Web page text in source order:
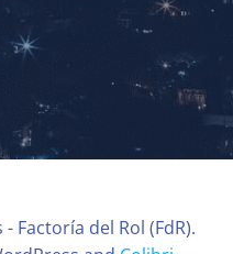
Factoría del Rol (FdR).